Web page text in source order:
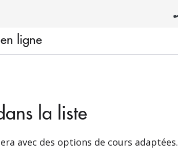
ligne
la liste
avec des options de cours adaptées.